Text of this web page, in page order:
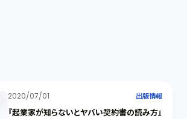
2020/07/01 出版情報
『起業家が知らないとヤバい契約書の読み方』